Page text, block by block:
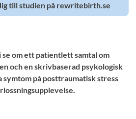
till studien på rewritebirth.se
om ett patientlett samtal om
och en skrivbaserad psykologisk
symtom på posttraumatisk stress